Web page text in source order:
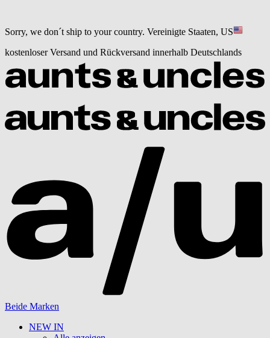
Sorry, we don´t ship to your country. Vereinigte Staaten, US
kostenloser Versand und Rückversand innerhalb Deutschlands
Beide Marken
NEW IN